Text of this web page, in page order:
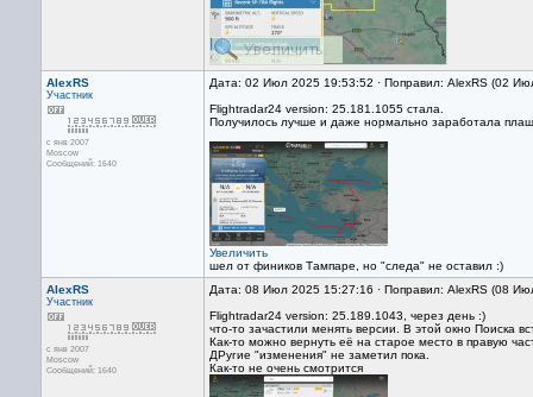
AlexRS
Участник
с янв 2007
Moscow
Сообщений: 1640
Дата: 02 Июл 2025 19:53:52 · Поправил: AlexRS (02
Flightradar24 version: 25.181.1055 стала.
Получилось лучше и даже нормально заработала
Увеличить
шел от фиников Тампаре, но "следа" не оставил :)
AlexRS
Участник
с янв 2007
Moscow
Сообщений: 1640
Дата: 08 Июл 2025 15:27:16 · Поправил: AlexRS (08
Flightradar24 version: 25.189.1043, через день :)
что-то зачастили менять версии. В этой окно Поиска
Как-то можно вернуть её на старое место в правую
ДРугие "изменения" не заметил пока.
Как-то не очень смотрится